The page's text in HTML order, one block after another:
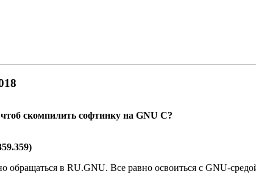
скомпилить софтинку на GNU C?
обращаться в RU.GNU. Все равно освоиться с GNU-